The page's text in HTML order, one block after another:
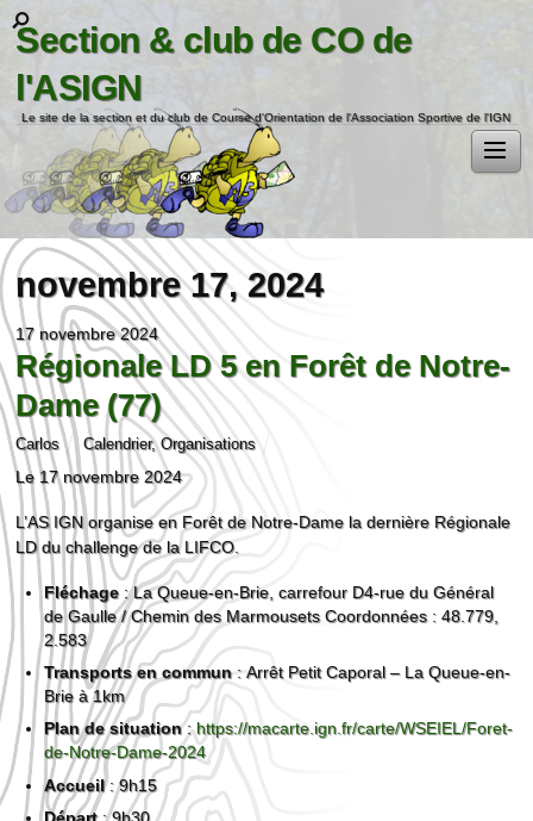
Section & club de CO de
l'ASIGN
Le site de la section et du club de Course d'Orientation de l'Association Sportive de l'IGN
novembre 17, 2024
17 novembre 2024
Régionale LD 5 en Forêt de Notre-
Dame (77)
Carlos Calendrier,Organisations
Le 17 novembre 2024
L’AS IGN organise en Forêt de Notre-Dame la dernière Régionale
LD du challenge de la LIFCO.
Fléchage: La Queue-en-Brie, carrefour D4-rue du Général
de Gaulle / Chemin des Marmousets Coordonnées : 48.779,
2.583
Transports en commun: Arrêt Petit Caporal – La Queue-en-
Brie à 1km
Plan de situation:https://macarte.ign.fr/carte/WSEIEL/Foret-
de-Notre-Dame-2024
Accueil: 9h15